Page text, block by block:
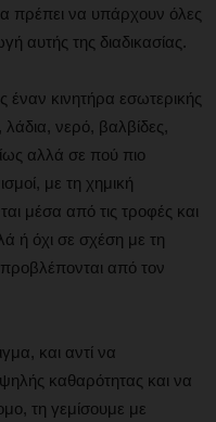
πρέπει να υπάρχουν όλες
αυτής της διαδικασίας.
έναν κινητήρα εσωτερικής
λάδια, νερό, βαλβίδες,
αλλά σε πού πιο
με τη χημική
μέσα από τις τροφές και
ή όχι σε σχέση με τη
από τον
και αντί να
καθαρότητας και να
τη γεμίσουμε με